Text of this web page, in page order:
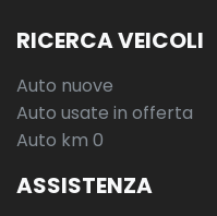
RICERCA VEICOLI
Auto nuove
Auto usate in offerta
Auto km 0
ASSISTENZA